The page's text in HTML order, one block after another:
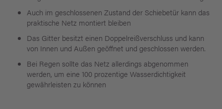
Auch im geschlossenen Zustand der Schiebetür kann das
praktische Netz montiert bleiben
Das Gitter besitzt einen Doppelreißverschluss und kann
von Innen und Außen geöffnet und geschlossen werden.
Bei Regen sollte das Netz allerdings abgenommen
werden, um eine 100 prozentige Wasserdichtigkeit
gewährleisten zu können